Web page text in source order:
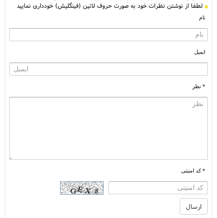
لطفا از نوشتن نظرات خود به صورت حروف لاتین (فینگلیش) خودداری نمایید
نام
ایمیل
* نظر
* کد امنیتی